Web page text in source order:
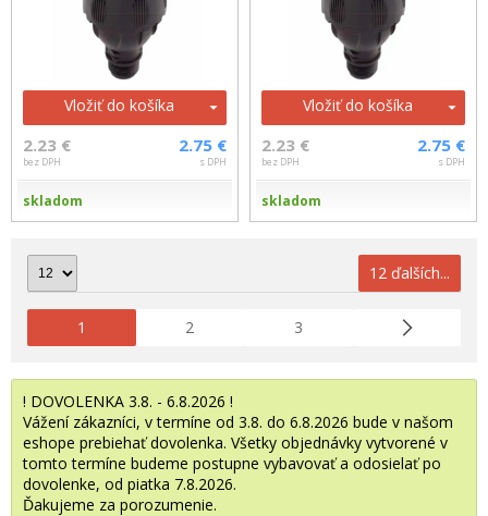
! DOVOLENKA 3.8. - 6.8.2026 !
Vážení zákazníci, v termíne od 3.8. do 6.8.2026 bude v našom
eshope prebiehať dovolenka. Všetky objednávky vytvorené v
tomto termíne budeme postupne vybavovať a odosielať po
dovolenke, od piatka 7.8.2026.
Ďakujeme za porozumenie.
Vložiť do košíka
2.23 €
bez DPH
2.75 €
s DPH
skladom
Vložiť do košíka
2.23 €
bez DPH
2.75 €
s DPH
skladom
12 ďalších...
1 2 3